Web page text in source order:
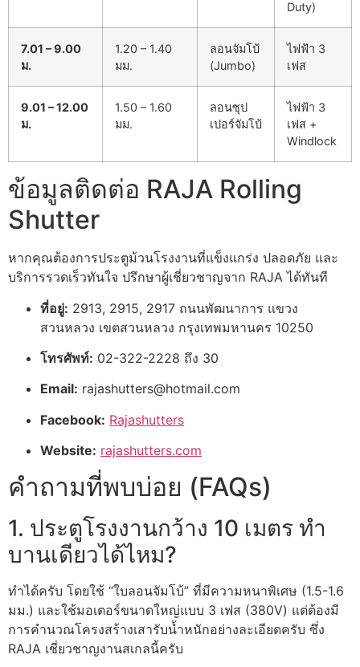
Duty)
7.01 – 9.00
ม.
1.20 – 1.40
มม.
ลอนจัมโบ้
(Jumbo)
ไฟฟ้า 3
เฟส
9.01 – 12.00
ม.
1.50 – 1.60
มม.
ลอนซุป
เปอร์จัมโบ้
ไฟฟ้า 3
เฟส +
Windlock
ข้อมูลติดต่อ RAJA Rolling
Shutter
หากคุณต้องการประตูม้วนโรงงานที่แข็งแกร่ง ปลอดภัย และ
บริการรวดเร็วทันใจ ปรึกษาผู้เชี่ยวชาญจาก RAJA ได้ทันที
ที่อยู่: 2913, 2915, 2917 ถนนพัฒนาการ แขวง
สวนหลวง เขตสวนหลวง กรุงเทพมหานคร 10250
โทรศัพท์: 02-322-2228 ถึง 30
Email: rajashutters@hotmail.com
Facebook: Rajashutters
Website: rajashutters.com
คำถามที่พบบ่อย (FAQs)
1. ประตูโรงงานกว้าง 10 เมตร ทำ
บานเดียวได้ไหม?
ทำได้ครับ โดยใช้ “ใบลอนจัมโบ้” ที่มีความหนาพิเศษ (1.5-1.6
มม.) และใช้มอเตอร์ขนาดใหญ่แบบ 3 เฟส (380V) แต่ต้องมี
การคำนวณโครงสร้างเสารับน้ำหนักอย่างละเอียดครับ ซึ่ง
RAJA เชี่ยวชาญงานสเกลนี้ครับ